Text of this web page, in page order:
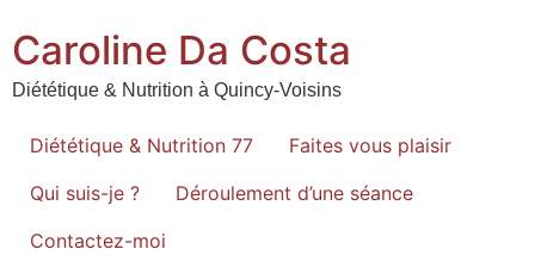
Caroline Da Costa
Diététique & Nutrition à Quincy-Voisins
Diététique & Nutrition 77
Faites vous plaisir
Qui suis-je ?
Déroulement d’une séance
Contactez-moi